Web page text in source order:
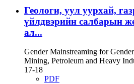
Геологи, уул уурхай,
үйлдвэрийн салбарын
ал...
Gender Mainstreaming for
Mining, Petroleum and Heavy
17-18
PDF